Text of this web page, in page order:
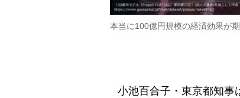
本当に100億円規模の経済効果が
小池百合子・東京都知事